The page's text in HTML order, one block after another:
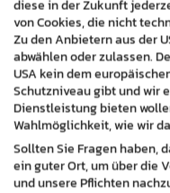
und Andreas
Uhr im
Weiterlesen
diese in der Zukunft
von Cookies, die nicht
Zu den Anbietern aus der
abwählen oder zulassen.
USA kein dem
Schutzniveau gibt und wir
Dienstleistung bieten
Wahlmöglichkeit, wie wir
Sollten Sie Fragen haben,
ein guter Ort, um über die
und unsere Pflichten